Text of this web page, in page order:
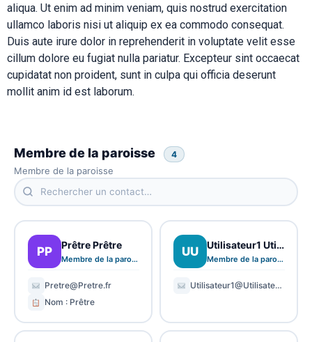
aliqua. Ut enim ad minim veniam, quis nostrud exercitation
ullamco laboris nisi ut aliquip ex ea commodo consequat.
Duis aute irure dolor in reprehenderit in voluptate velit esse
cillum dolore eu fugiat nulla pariatur. Excepteur sint occaecat
cupidatat non proident, sunt in culpa qui officia deserunt
mollit anim id est laborum.
Membre de la paroisse 4
Membre de la paroisse
PP Prêtre Prêtre
Membre de la paroisse
Pretre@Pretre.fr
Nom : Prêtre
UU Utilisateur1 Utilisateur1
Membre de la paroisse
Utilisateur1@Utilisateur1.fr